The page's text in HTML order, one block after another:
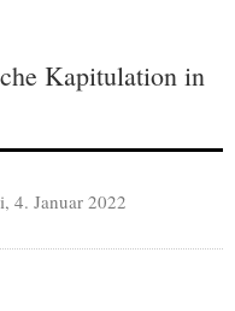
Kapitulation in
4. Januar 2022